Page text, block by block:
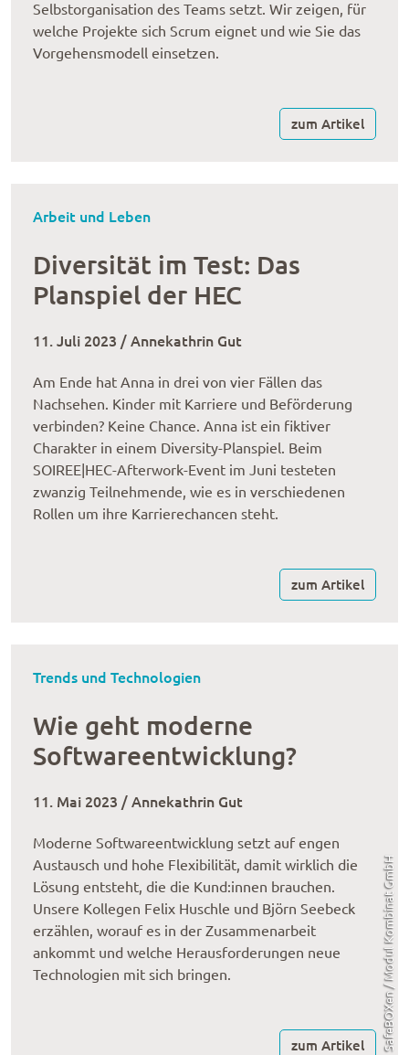
Selbst­or­ga­ni­sa­tion des Teams setzt. Wir zeigen, für
welche Projekte sich Scrum eignet und wie Sie das
Vorgehensmodell einsetzen.
zum Artikel
Arbeit und Leben
Diversität im Test: Das
Planspiel der HEC
11. Juli 2023 / Annekathrin Gut
Am Ende hat Anna in drei von vier Fällen das
Nachsehen. Kinder mit Karriere und Beförderung
verbinden? Keine Chance. Anna ist ein fiktiver
Charakter in einem Diversity-Planspiel. Beim
SOIREE|HEC-Afterwork-Event im Juni testeten
zwanzig Teilnehmende, wie es in verschiedenen
Rollen um ihre Karrierechancen steht.
zum Artikel
Trends und Technologien
Wie geht moderne
Softwareentwicklung?
11. Mai 2023 / Annekathrin Gut
Moderne Softwareentwicklung setzt auf engen
Austausch und hohe Flexibilität, damit wirklich die
Lösung entsteht, die die Kund:innen brauchen.
Unsere Kollegen Felix Huschle und Björn Seebeck
erzählen, worauf es in der Zusammenarbeit
ankommt und welche Herausforderungen neue
Technologien mit sich bringen.
zum Artikel SafeBOXen / Modul Kombinat GmbH